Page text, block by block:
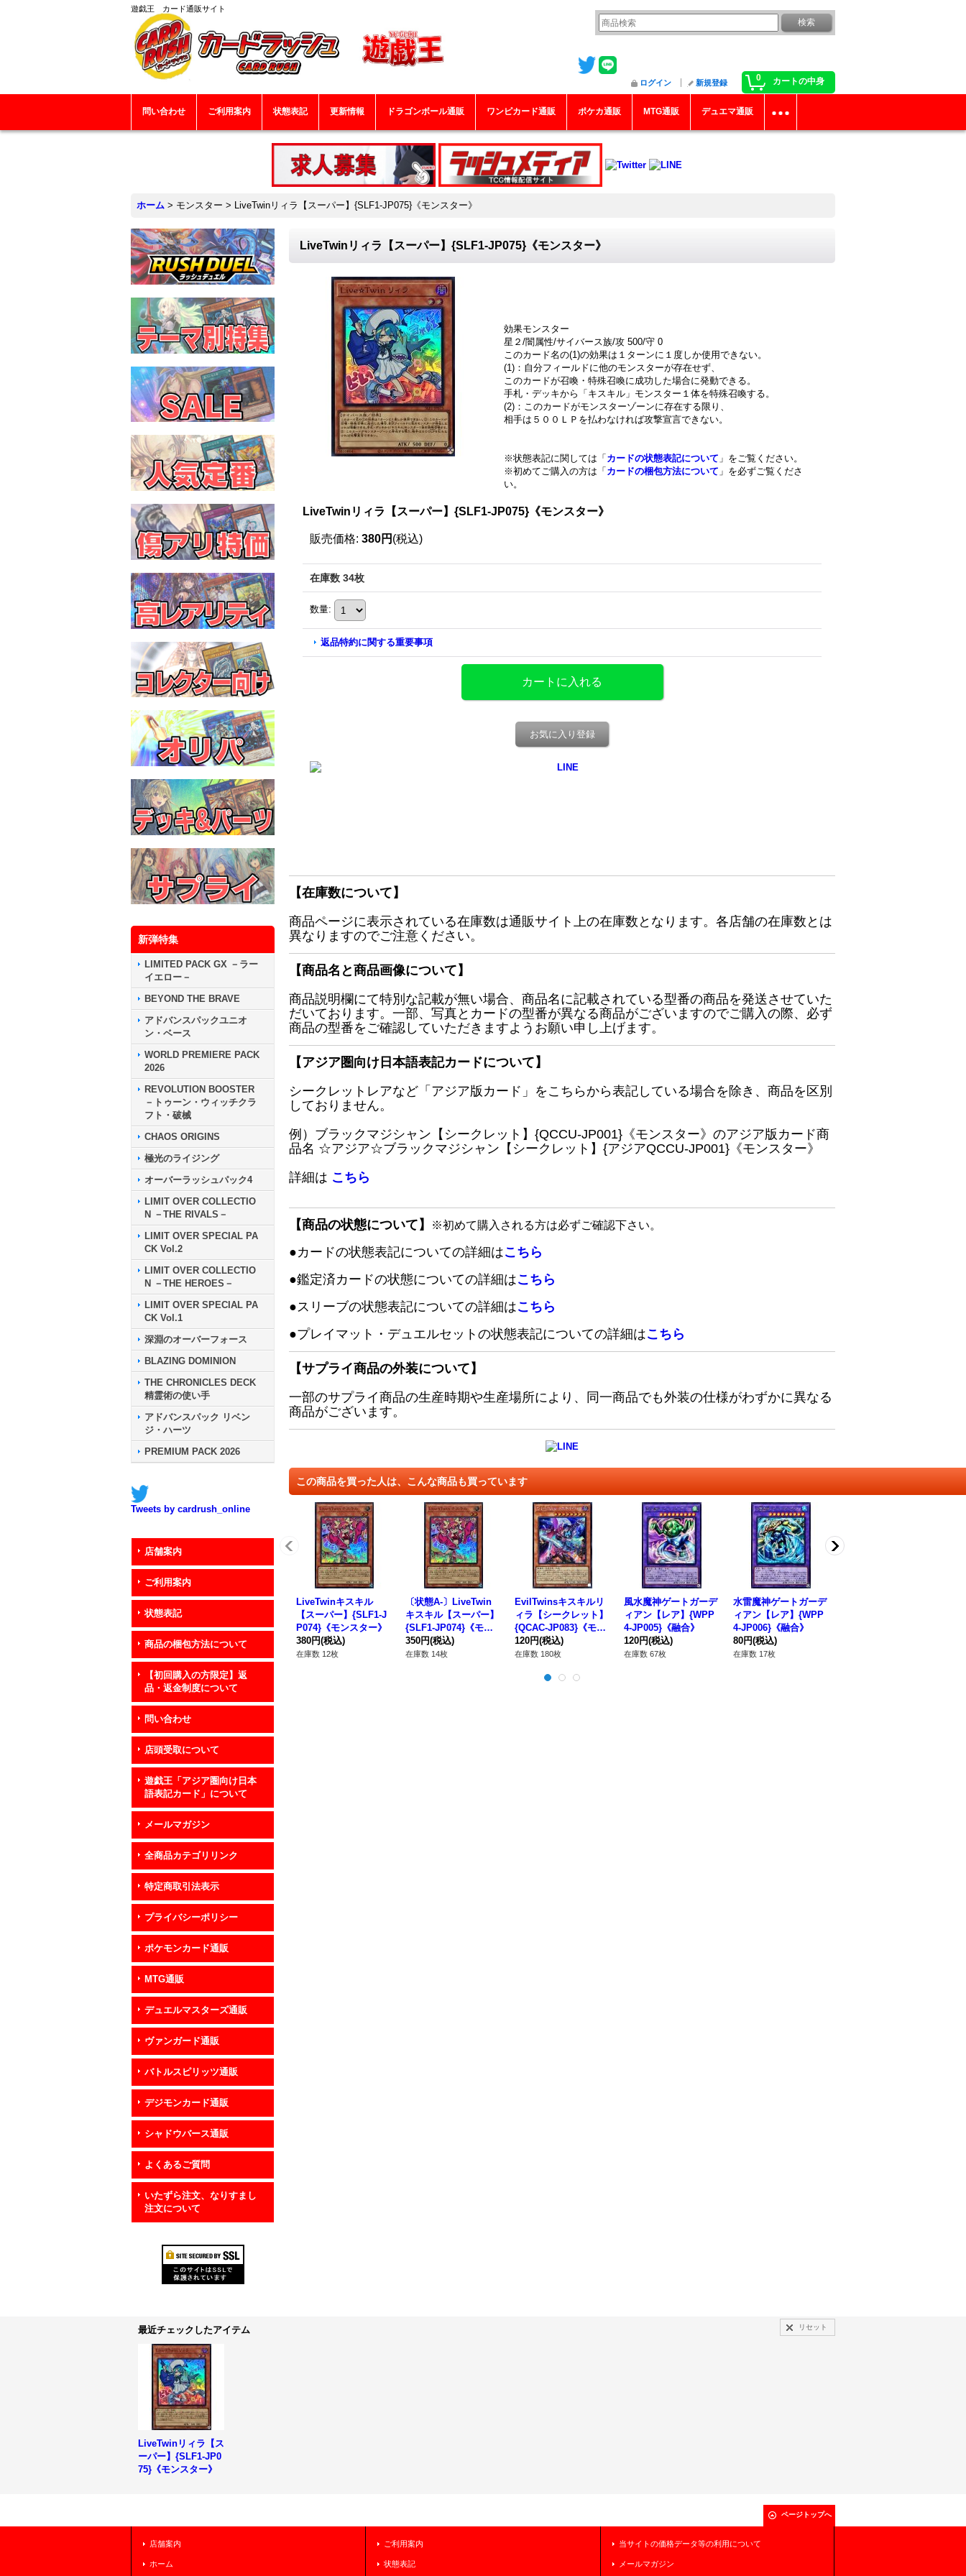
遊戯王 カード通販サイト
0 カートの中身
ログイン 新規登録
問い合わせ ご利用案内 状態表記 更新情報 ドラゴンボール通販 ワンピカード通販 ポケカ通販 MTG通販 デュエマ通販
ホーム > モンスター > LiveTwinリィラ【スーパー】{SLF1-JP075}《モンスター》
新弾特集
LIMITED PACK GX －ラー
イエロー－
BEYOND THE BRAVE
アドバンスパックユニオ
ン・ベース
WORLD PREMIERE PACK
2026
REVOLUTION BOOSTER
－トゥーン・ウィッチクラ
フト・破械
CHAOS ORIGINS
極光のライジング
オーバーラッシュパック4
LIMIT OVER COLLECTIO
N －THE RIVALS－
LIMIT OVER SPECIAL PA
CK Vol.2
LIMIT OVER COLLECTIO
N －THE HEROES－
LIMIT OVER SPECIAL PA
CK Vol.1
深淵のオーバーフォース
BLAZING DOMINION
THE CHRONICLES DECK
精霊術の使い手
アドバンスパック リベン
ジ・ハーツ
PREMIUM PACK 2026
Tweets by cardrush_online
店舗案内
ご利用案内
状態表記
商品の梱包方法について
【初回購入の方限定】返
品・返金制度について
問い合わせ
店頭受取について
遊戯王「アジア圏向け日本
語表記カード」について
メールマガジン
全商品カテゴリリンク
特定商取引法表示
プライバシーポリシー
ポケモンカード通販
MTG通販
デュエルマスターズ通販
ヴァンガード通販
バトルスピリッツ通販
デジモンカード通販
シャドウバース通販
よくあるご質問
いたずら注文、なりすまし
注文について
LiveTwinリィラ【スーパー】{SLF1-JP075}《モンスター》
効果モンスター
星２/闇属性/サイバース族/攻 500/守 0
このカード名の(1)の効果は１ターンに１度しか使用できない。
(1)：自分フィールドに他のモンスターが存在せず、
このカードが召喚・特殊召喚に成功した場合に発動できる。
手札・デッキから「キスキル」モンスター１体を特殊召喚する。
(2)：このカードがモンスターゾーンに存在する限り、
相手は５００ＬＰを払わなければ攻撃宣言できない。
※状態表記に関しては「 カードの状態表記について 」をご覧ください。
※初めてご購入の方は「 カードの梱包方法について 」を必ずご覧くださ
い。
LiveTwinリィラ【スーパー】{SLF1-JP075}《モンスター》
販売価格: 380円 (税込)
在庫数 34枚
数量:
返品特約に関する重要事項
お気に入り登録
【在庫数について】
商品ページに表示されている在庫数は通販サイト上の在庫数となります。各店舗の在庫数とは
異なりますのでご注意ください。
【商品名と商品画像について】
商品説明欄にて特別な記載が無い場合、商品名に記載されている型番の商品を発送させていた
だいております。一部、写真とカードの型番が異なる商品がございますのでご購入の際、必ず
商品の型番をご確認していただきますようお願い申し上げます。
【アジア圏向け日本語表記カードについて】
シークレットレアなど「アジア版カード」をこちらから表記している場合を除き、商品を区別
しておりません。
例）ブラックマジシャン【シークレット】{QCCU-JP001}《モンスター》のアジア版カード商
品名 ☆アジア☆ブラックマジシャン【シークレット】{アジアQCCU-JP001}《モンスター》
詳細は こちら
【商品の状態について】 ※初めて購入される方は必ずご確認下さい。
●カードの状態表記についての詳細はこちら
●鑑定済カードの状態についての詳細はこちら
●スリーブの状態表記についての詳細はこちら
●プレイマット・デュエルセットの状態表記についての詳細はこちら
【サプライ商品の外装について】
一部のサプライ商品の生産時期や生産場所により、同一商品でも外装の仕様がわずかに異なる
商品がございます。
この商品を買った人は、こんな商品も買っています
LiveTwinキスキル
【スーパー】{SLF1-J
P074}《モンスター》
380円(税込)
在庫数 12枚
〔状態A-〕LiveTwin
キスキル【スーパー】
{SLF1-JP074}《モン
スター》
350円(税込)
在庫数 14枚
EvilTwinsキスキルリ
ィラ【シークレット】
{QCAC-JP083}《モン
スター》
120円(税込)
在庫数 180枚
風水魔神ゲートガーデ
ィアン【レア】{WPP
4-JP005}《融合》
120円(税込)
在庫数 67枚
水雷魔神ゲートガーデ
ィアン【レア】{WPP
4-JP006}《融合》
80円(税込)
在庫数 17枚
最近チェックしたアイテム リセット
LiveTwinリィラ【ス
ーパー】{SLF1-JP0
75}《モンスター》
ページトップへ
店舗案内
ホーム
ご利用案内
状態表記
当サイトの価格データ等の利用について
メールマガジン